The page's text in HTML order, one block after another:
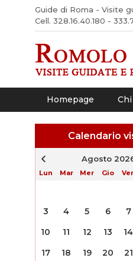
Guide di Roma - Visite
Cell. 328.16.40.180 -
Homepage
Calendario
Agosto
Lun Mar Mer Gio
3
4 5 6 7
10
11 12 13 14
17 18 19 20 21